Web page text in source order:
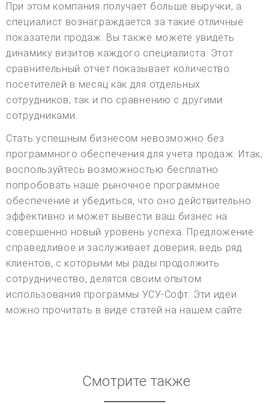
При этом компания получает больше выручки, а
специалист вознаграждается за такие отличные
показатели продаж. Вы также можете увидеть
динамику визитов каждого специалиста. Этот
сравнительный отчет показывает количество
посетителей в месяц как для отдельных
сотрудников, так и по сравнению с другими
сотрудниками.
Стать успешным бизнесом невозможно без
программного обеспечения для учета продаж. Итак,
воспользуйтесь возможностью бесплатно
попробовать наше рыночное программное
обеспечение и убедиться, что оно действительно
эффективно и может вывести ваш бизнес на
совершенно новый уровень успеха. Предложение
справедливое и заслуживает доверия, ведь ряд
клиентов, с которыми мы рады продолжить
сотрудничество, делятся своим опытом
использования программы УСУ-Софт. Эти идеи
можно прочитать в виде статей на нашем сайте.
Смотрите также